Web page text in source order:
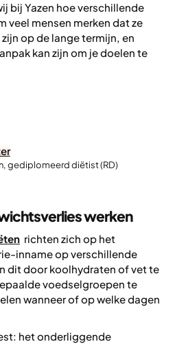
bij Yazen hoe verschillende
veel mensen merken dat ze
op de lange termijn, en
kan zijn om je doelen te
gediplomeerd diëtist (RD)
werken
richten zich op het
inname op verschillende
dit door koolhydraten of vet te
voedselgroepen te
wanneerof opwelke dagen
het onderliggende